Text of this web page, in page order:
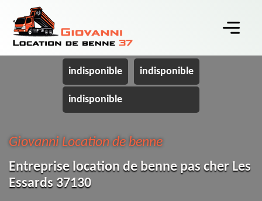
indisponible indisponible
indisponible
Giovanni Location de benne
Entreprise location de benne pas cher Les
Essards 37130